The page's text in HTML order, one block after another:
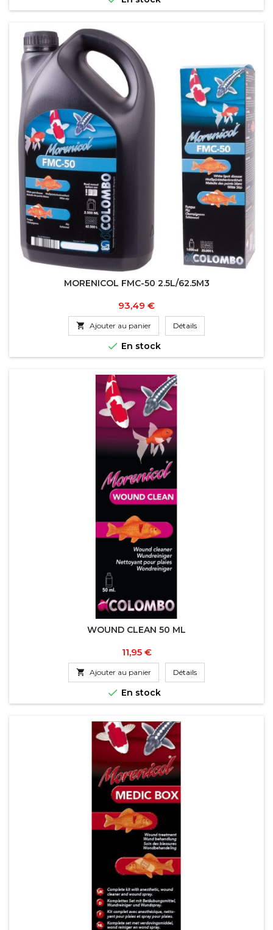
MORENICOL FMC-50 2.5L/62.5M3
Prix
93,49 €
 Ajouter au panier Détails
 En stock
WOUND CLEAN 50 ML
Prix
11,95 €
 Ajouter au panier Détails
 En stock